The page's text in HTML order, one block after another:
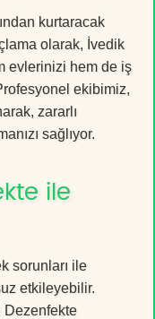
kurtaracak
olarak, İvedik
evlerinizi hem de iş
ekibimiz,
zararlı
sağlıyor.
ile
sorunları ile
etkileyebilir.
Dezenfekte